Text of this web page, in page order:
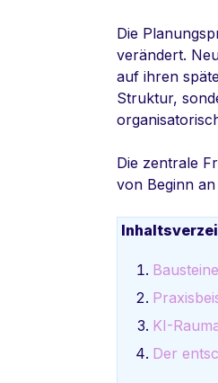
Die
verändert.
auf ihren
Struktur,
Die zentrale
von Beginn
Bausteine
KI-
Der